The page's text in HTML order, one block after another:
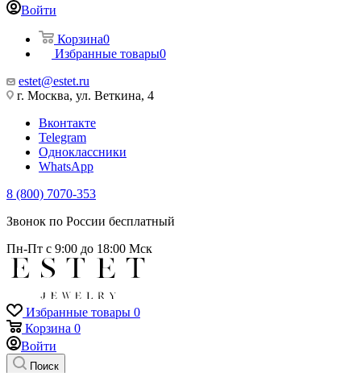
Войти
Корзина0
Избранные товары0
estet@estet.ru
г. Москва, ул. Веткина, 4
Вконтакте
Telegram
Одноклассники
WhatsApp
8 (800) 7070-353
Звонок по России бесплатный
Пн-Пт с 9:00 до 18:00 Мск
Избранные товары 0
Корзина 0
Войти
Поиск